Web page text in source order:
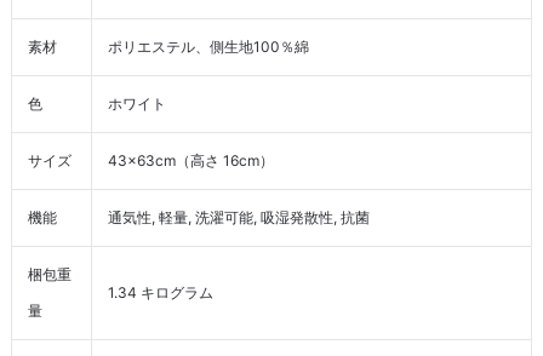
素材 ポリエステル、側生地100％綿
色 ホワイト
サイズ 43×63cm（高さ 16cm）
機能 通気性, 軽量, 洗濯可能, 吸湿発散性, 抗菌
梱包重
量
1.34 キログラム